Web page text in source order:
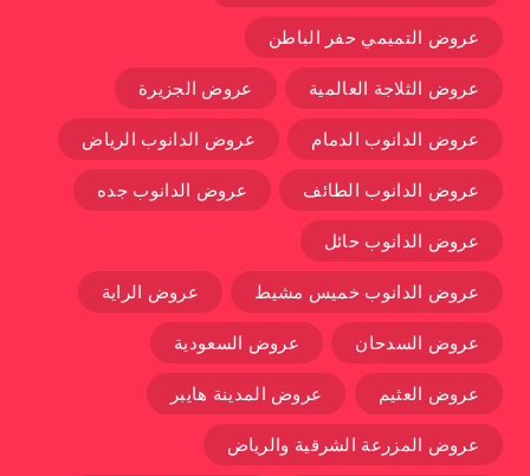
عروض التميمي حفر الباطن
عروض الثلاجة العالمية عروض الجزيرة
عروض الدانوب الدمام عروض الدانوب الرياض
عروض الدانوب الطائف عروض الدانوب جده
عروض الدانوب حائل
عروض الدانوب خميس مشيط عروض الراية
عروض السدحان عروض السعودية
عروض العثيم عروض المدينة هايبر
عروض المزرعة الشرقية والرياض